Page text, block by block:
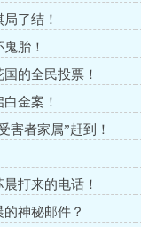
了结！
胎！
的全民投票！
金案！
害者家属”赶到！
打来的电话！
神秘邮件？